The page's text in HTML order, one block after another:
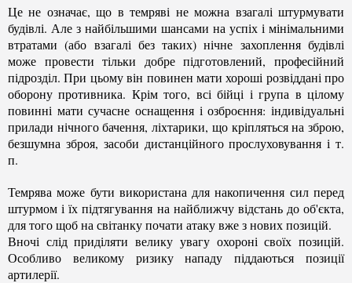
Це не означає, що в темряві не можна взагалі штурмувати
будівлі. Але з найбільшими шансами на успіх і мінімальними
втратами (або взагалі без таких) нічне захоплення будівлі
може провести тільки добре підготовлений, професійний
підрозділ. При цьому він повинен мати хороші розвіддані про
оборону противника. Крім того, всі бійці і група в цілому
повинні мати сучасне оснащення і озброєння: індивідуальні
прилади нічного бачення, ліхтарики, що кріпляться на зброю,
безшумна зброя, засоби дистанційного прослуховування і т.
п.
Темрява може бути використана для накопичення сил перед
штурмом і їх підтягування на найближчу відстань до об'єкта,
для того щоб на світанку почати атаку вже з нових позицій.
Вночі слід приділяти велику увагу охороні своїх позицій.
Особливо великому ризику нападу піддаються позиції
артилерії.